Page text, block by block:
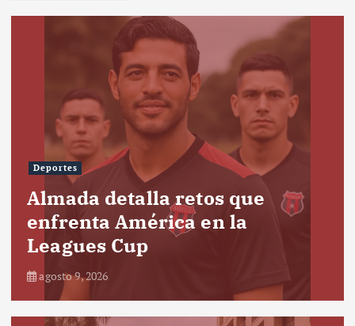
Deportes
Almada detalla retos que
enfrenta América en la
Leagues Cup
agosto 9, 2026